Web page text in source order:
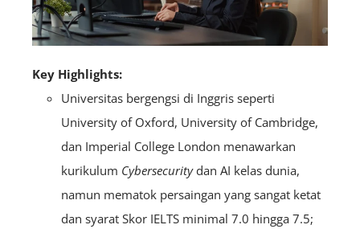
Key Highlights:
Universitas bergengsi di Inggris seperti
University of Oxford, University of Cambridge,
dan Imperial College London menawarkan
kurikulum Cybersecuritydan AI kelas dunia,
namun mematok persaingan yang sangat ketat
dan syarat Skor IELTS minimal 7.0 hingga 7.5;